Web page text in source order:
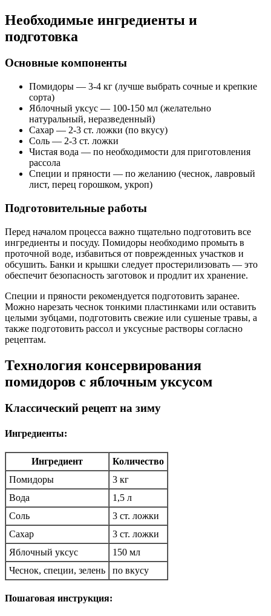
Необходимые ингредиенты и
подготовка
Основные компоненты
Помидоры — 3-4 кг (лучше выбрать сочные и крепкие
сорта)
Яблочный уксус — 100-150 мл (желательно
натуральный, неразведенный)
Сахар — 2-3 ст. ложки (по вкусу)
Соль — 2-3 ст. ложки
Чистая вода — по необходимости для приготовления
рассола
Специи и пряности — по желанию (чеснок, лавровый
лист, перец горошком, укроп)
Подготовительные работы
Перед началом процесса важно тщательно подготовить все
ингредиенты и посуду. Помидоры необходимо промыть в
проточной воде, избавиться от поврежденных участков и
обсушить. Банки и крышки следует простерилизовать — это
обеспечит безопасность заготовок и продлит их хранение.
Специи и пряности рекомендуется подготовить заранее.
Можно нарезать чеснок тонкими пластинками или оставить
целыми зубцами, подготовить свежие или сушеные травы, а
также подготовить рассол и уксусные растворы согласно
рецептам.
Технология консервирования
помидоров с яблочным уксусом
Классический рецепт на зиму
Ингредиенты:
Ингредиент
Количество
Помидоры
3 кг
Вода
1,5 л
Соль
3 ст. ложки
Сахар
3 ст. ложки
Яблочный уксус
150 мл
Чеснок, специи, зелень
по вкусу
Пошаговая инструкция: